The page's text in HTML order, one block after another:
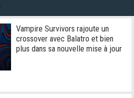
Vampire Survivors rajoute un
crossover avec Balatro et bien
plus dans sa nouvelle mise à jour